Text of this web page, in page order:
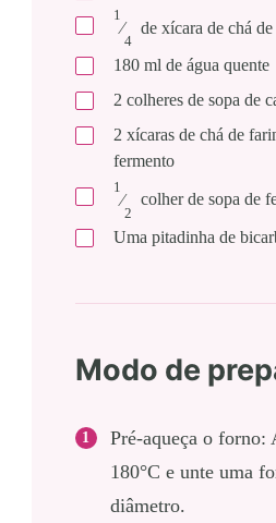
1
⁄
4
dexícara de chá de
180 ml de água quente
2 colheresde sopa de
2 xícarasde chá de
fermento
1
⁄
2
colherde sopa de
Uma pitadinha de
Modo de
Pré-aqueça o forno:
180°C e unte uma
diâmetro.